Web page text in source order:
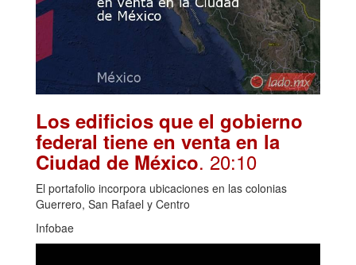
Los edificios que el gobierno
federal tiene en venta en la
Ciudad de México. 20:10
El portafolio incorpora ubicaciones en las colonias
Guerrero, San Rafael y Centro
Infobae